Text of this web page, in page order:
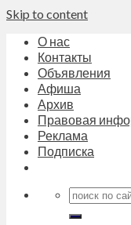
Skip to content
О нас
Контакты
Объявления
Афиша
Архив
Правовая
Реклама
Подписка